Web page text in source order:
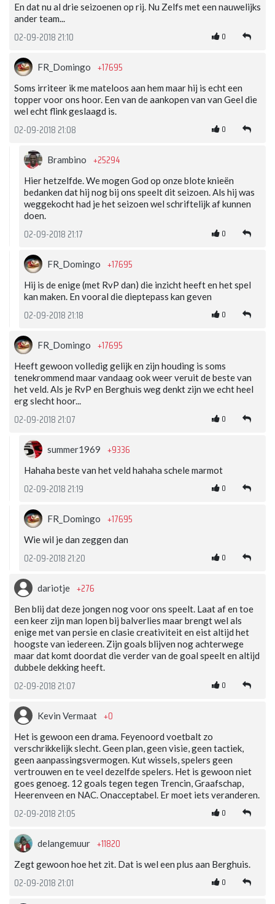
En dat nu al drie seizoenen op rij. Nu Zelfs met een nauwelijks
ander team...
02-09-2018 21:10 0
FR_Domingo +17695
Soms irriteer ik me mateloos aan hem maar hij is echt een
topper voor ons hoor. Een van de aankopen van van Geel die
wel echt flink geslaagd is.
02-09-2018 21:08 0
Brambino +25294
Hier hetzelfde. We mogen God op onze blote knieën
bedanken dat hij nog bij ons speelt dit seizoen. Als hij was
weggekocht had je het seizoen wel schriftelijk af kunnen
doen.
02-09-2018 21:17 0
FR_Domingo +17695
Hij is de enige (met RvP dan) die inzicht heeft en het spel
kan maken. En vooral die dieptepass kan geven
02-09-2018 21:18 0
FR_Domingo +17695
Heeft gewoon volledig gelijk en zijn houding is soms
tenekrommend maar vandaag ook weer veruit de beste van
het veld. Als je RvP en Berghuis weg denkt zijn we echt heel
erg slecht hoor...
02-09-2018 21:07 0
summer1969 +9336
Hahaha beste van het veld hahaha schele marmot
02-09-2018 21:19 0
FR_Domingo +17695
Wie wil je dan zeggen dan
02-09-2018 21:20 0
dariotje +276
Ben blij dat deze jongen nog voor ons speelt. Laat af en toe
een keer zijn man lopen bij balverlies maar brengt wel als
enige met van persie en clasie creativiteit en eist altijd het
hoogste van iedereen. Zijn goals blijven nog achterwege
maar dat komt doordat die verder van de goal speelt en altijd
dubbele dekking heeft.
02-09-2018 21:07 0
Kevin Vermaat +0
Het is gewoon een drama. Feyenoord voetbalt zo
verschrikkelijk slecht. Geen plan, geen visie, geen tactiek,
geen aanpassingsvermogen. Kut wissels, spelers geen
vertrouwen en te veel dezelfde spelers. Het is gewoon niet
goes genoeg. 12 goals tegen tegen Trencin, Graafschap,
Heerenveen en NAC. Onacceptabel. Er moet iets veranderen.
02-09-2018 21:05 0
delangemuur +11820
Zegt gewoon hoe het zit. Dat is wel een plus aan Berghuis.
02-09-2018 21:01 0